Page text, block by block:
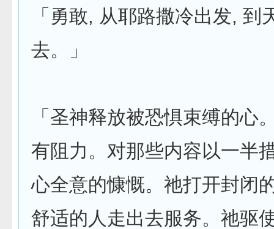
「勇敢, 从耶路撒冷出发, 到
去。」
「圣神释放被恐惧束缚的心
有阻力。对那些内容以一半
心全意的慷慨。祂打开封闭
舒适的人走出去服务。祂驱